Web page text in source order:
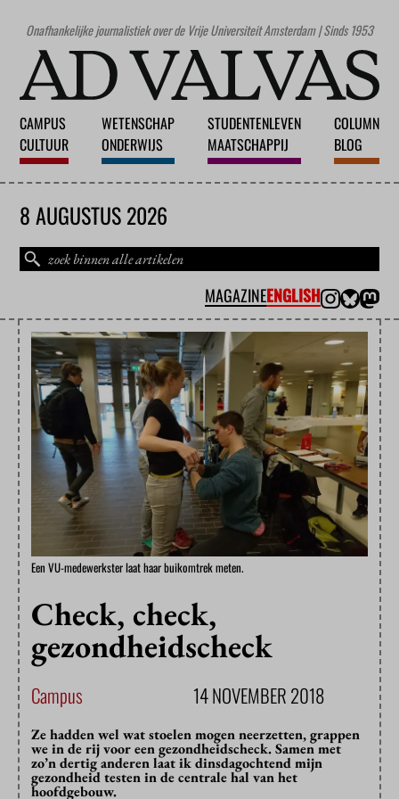
Onafhankelijke journalistiek over de Vrije Universiteit Amsterdam | Sinds 1953
CAMPUS
CULTUUR
WETENSCHAP
ONDERWIJS
STUDENTENLEVEN
MAATSCHAPPIJ
COLUMN
BLOG
8 AUGUSTUS 2026
MAGAZINEENGLISH
Een VU-medewerkster laat haar buikomtrek meten.
Check, check,
gezondheidscheck
Campus 14 NOVEMBER 2018
Ze hadden wel wat stoelen mogen neerzetten, grappen
we in de rij voor een gezondheidscheck. Samen met
zo’n dertig anderen laat ik dinsdagochtend mijn
gezondheid testen in de centrale hal van het
hoofdgebouw.